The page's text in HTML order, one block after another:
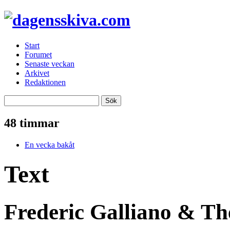
Start
Forumet
Senaste veckan
Arkivet
Redaktionen
48 timmar
En vecka bakåt
Text
Frederic Galliano &